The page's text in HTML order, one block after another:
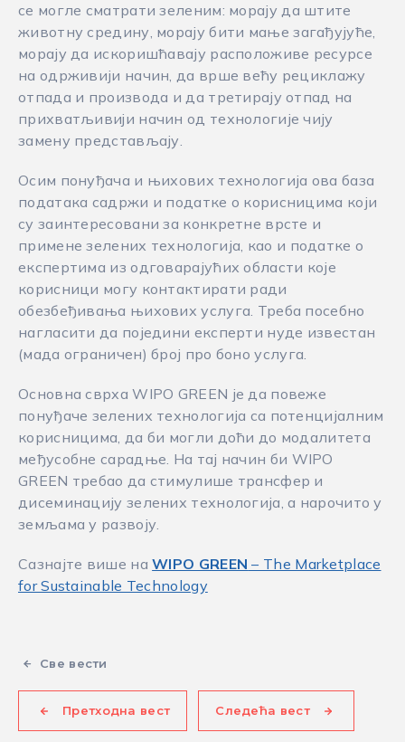
се могле сматрати зеленим: морају да штите
животну средину, морају бити мање загађујуће,
морају да искоришћавају расположиве ресурсе
на одрживији начин, да врше већу рециклажу
отпада и производа и да третирају отпад на
прихватљивиjи начин од технологије чију
замену представљају.
Осим понуђача и њихових технологија ова база
података садржи и податке о корисницима који
су заинтересовани за конкретне врсте и
примене зелених технологија, као и податке о
експертима из одговарајућих области које
корисници могу контактирати ради
обезбеђивања њихових услуга. Треба посебно
нагласити да поједини експерти нуде известан
(мада ограничен) број про боно услуга.
Основна сврха WIPO GREEN је да повеже
понуђаче зелених технологија са потенцијалним
корисницима, да би могли доћи до модалитета
међусобне сарадње. На тај начин би WIPO
GREEN требао да стимулише трансфер и
дисеминацију зелених технологија, а нарочито у
земљама у развоју.
Сазнајте више наWIPO GREEN – The Marketplace
for Sustainable Technology
Све вести
Претходна вест Следећа вест